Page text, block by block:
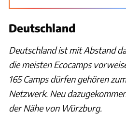
Deutschland
Deutschland ist mit Abstand
die meisten Ecocamps
165 Camps dürfen gehören
Netzwerk. Neu
der Nähe von Würzburg.